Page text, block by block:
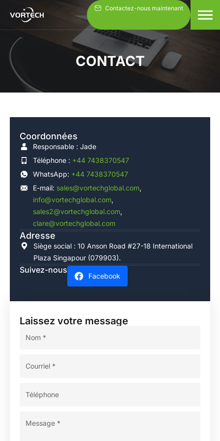
contenu
Contactez-nous maintenant
CONTACT
Coordonnées
Responsable : Jade
Téléphone : +44 7438370547
WhatsApp: +44 7438370547
E-mail: sales@vortechglobal.com,
info@vortechglobal.com,
sales2@vortechglobal.com,
clare@vortechglobal.com
Adresse
Siège social : 10 Anson Road #27-18 International
Plaza Singapour (079903).
Suivez-nous
Facebook
Laissez votre message